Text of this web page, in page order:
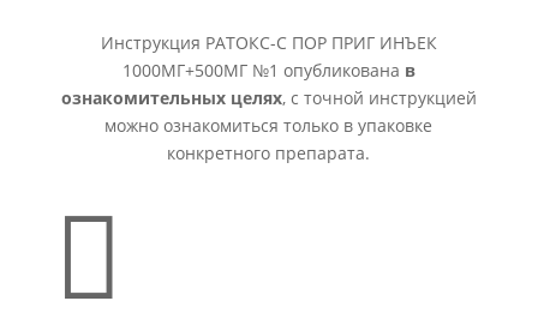
Инструкция РАТОКС-С ПОР ПРИГ ИНЪЕК
1000МГ+500МГ №1 опубликована в
ознакомительных целях, с точной инструкцией
можно ознакомиться только в упаковке
конкретного препарата.
